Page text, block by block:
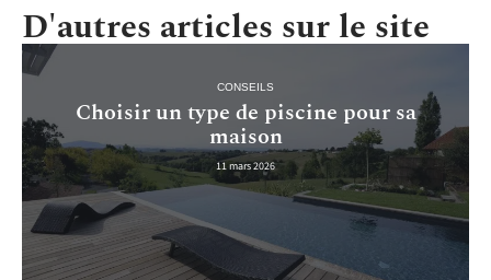
D'autres articles sur le site
CONSEILS
Choisir un type de piscine pour sa
maison
11 mars 2026